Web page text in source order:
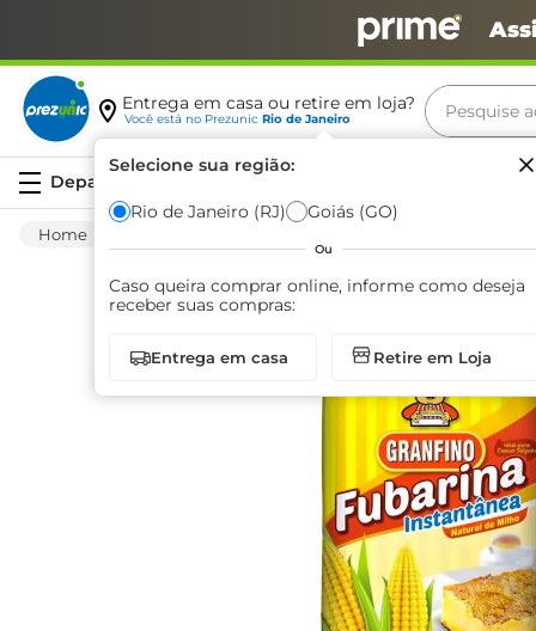
Entrega em casa ou retire em loja?
Você está no Prezunic Rio de Janeiro
Selecione sua região:
Rio de Janeiro (RJ) Goiás (GO)
Ou
Caso queira comprar online, informe como deseja
receber suas compras:
Entrega em casa Retire em Loja
Pesquise
Termos
café
biscoito
azeite
arroz
iogurte
papel
cerveja